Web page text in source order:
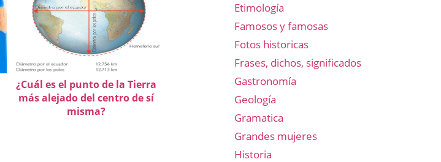
¿Cuál es el punto de la Tierra
más alejado del centro de sí
misma?
Etimología
Famosos y famosas
Fotos historicas
Frases, dichos, significados
Gastronomía
Geología
Gramatica
Grandes mujeres
Historia